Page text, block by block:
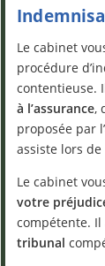
Le cabinet
procédure
contentieuse.
à l’assurance,
proposée par
assiste lors de
Le cabinet
votre
compétente.
tribunal